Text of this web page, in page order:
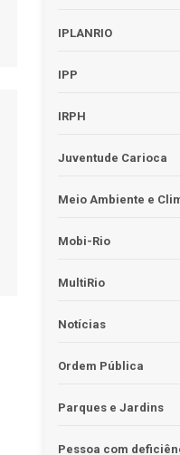
IPLANRIO
IPP
IRPH
Juventude Carioca
Meio Ambiente e
Mobi-Rio
MultiRio
Notícias
Ordem Pública
Parques e Jardins
Pessoa com